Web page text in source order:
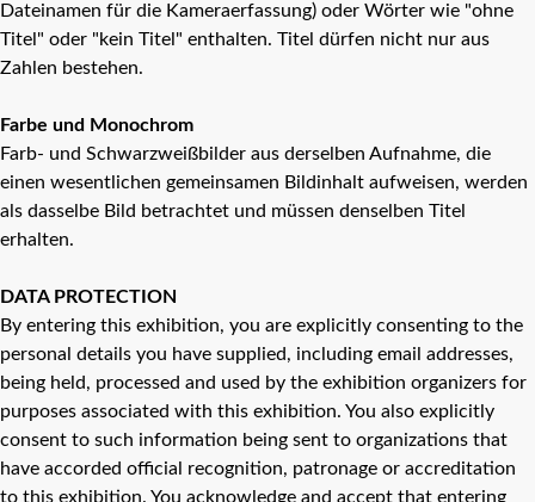
Dateinamen für die Kameraerfassung) oder Wörter wie "ohne
Titel" oder "kein Titel" enthalten. Titel dürfen nicht nur aus
Zahlen bestehen.
Farbe und Monochrom
Farb- und Schwarzweißbilder aus derselben Aufnahme, die
einen wesentlichen gemeinsamen Bildinhalt aufweisen, werden
als dasselbe Bild betrachtet und müssen denselben Titel
erhalten.
DATA PROTECTION
By entering this exhibition, you are explicitly consenting to the
personal details you have supplied, including email addresses,
being held, processed and used by the exhibition organizers for
purposes associated with this exhibition. You also explicitly
consent to such information being sent to organizations that
have accorded official recognition, patronage or accreditation
to this exhibition. You acknowledge and accept that entering